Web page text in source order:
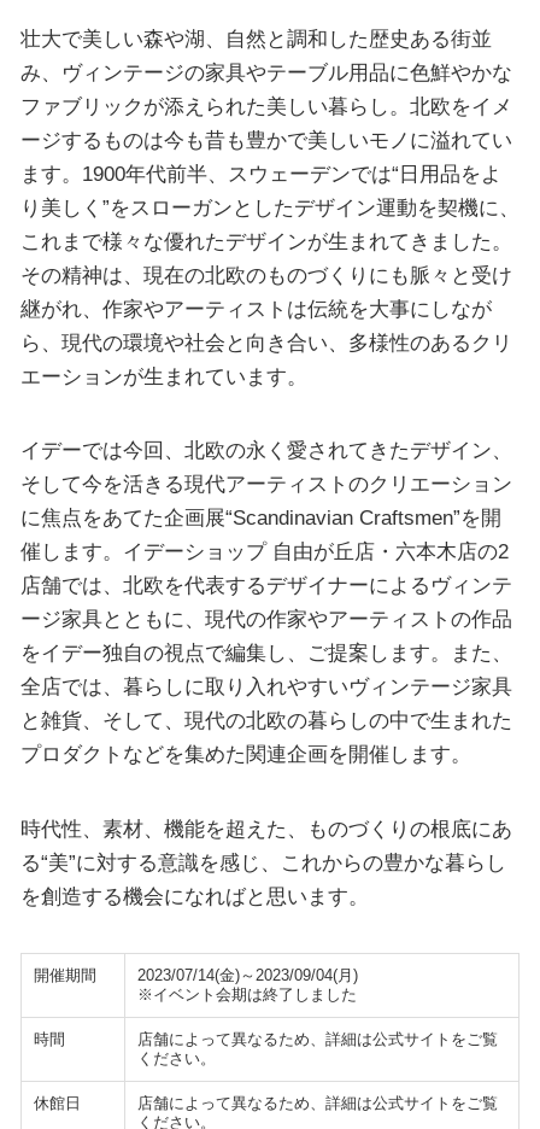
壮大で美しい森や湖、自然と調和した歴史ある街並
み、ヴィンテージの家具やテーブル用品に色鮮やかな
ファブリックが添えられた美しい暮らし。北欧をイメ
ージするものは今も昔も豊かで美しいモノに溢れてい
ます。1900年代前半、スウェーデンでは“日用品をよ
り美しく”をスローガンとしたデザイン運動を契機に、
これまで様々な優れたデザインが生まれてきました。
その精神は、現在の北欧のものづくりにも脈々と受け
継がれ、作家やアーティストは伝統を大事にしなが
ら、現代の環境や社会と向き合い、多様性のあるクリ
エーションが生まれています。
イデーでは今回、北欧の永く愛されてきたデザイン、
そして今を活きる現代アーティストのクリエーション
に焦点をあてた企画展“Scandinavian Craftsmen”を開
催します。イデーショップ 自由が丘店・六本木店の2
店舗では、北欧を代表するデザイナーによるヴィンテ
ージ家具とともに、現代の作家やアーティストの作品
をイデー独自の視点で編集し、ご提案します。また、
全店では、暮らしに取り入れやすいヴィンテージ家具
と雑貨、そして、現代の北欧の暮らしの中で生まれた
プロダクトなどを集めた関連企画を開催します。
時代性、素材、機能を超えた、ものづくりの根底にあ
る“美”に対する意識を感じ、これからの豊かな暮らし
を創造する機会になればと思います。
開催期間
2023/07/14(金)～2023/09/04(月)
※イベント会期は終了しました
時間
店舗によって異なるため、詳細は公式サイトをご覧
ください。
休館日
店舗によって異なるため、詳細は公式サイトをご覧
ください。